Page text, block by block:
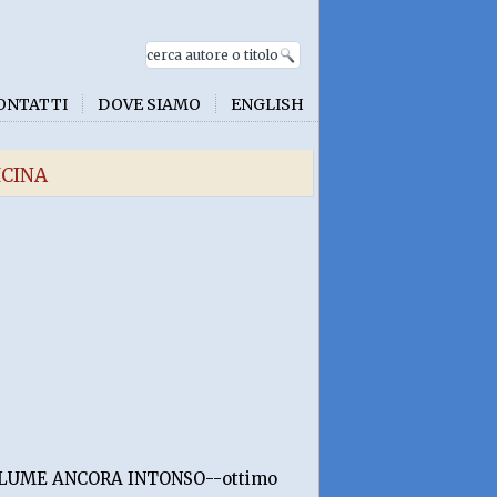
DOVE SIAMO ENGLISH
ANCORA INTONSO--ottimo